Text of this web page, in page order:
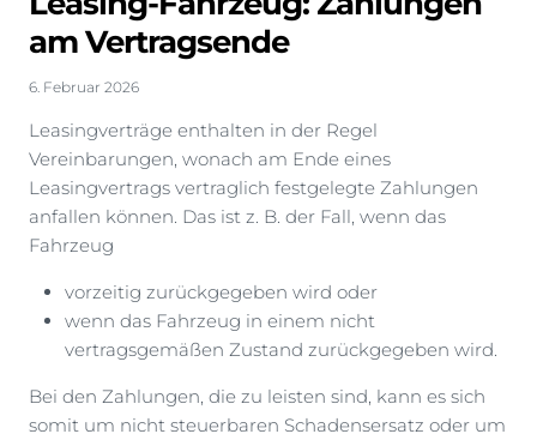
am Vertragsende
6. Februar 2026
Leasingverträge enthalten in der Regel
Vereinbarungen, wonach am Ende eines
Leasingvertrags vertraglich festgelegte Zahlungen
anfallen können. Das ist z. B. der Fall, wenn das
Fahrzeug
vorzeitig zurückgegeben wird oder
wenn das Fahrzeug in einem nicht
vertragsgemäßen Zustand zurückgegeben wird.
Bei den Zahlungen, die zu leisten sind, kann es sich
somit um nicht steuerbaren Schadensersatz oder um